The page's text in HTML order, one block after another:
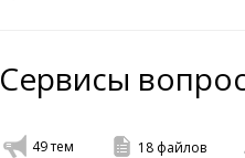
Сервисы
49тем 18 файлов